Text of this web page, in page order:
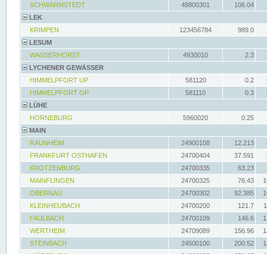
SCHWARMSTEDT
48800301
106.04
LEK
KRIMPEN
123456784
989.0
LESUM
WASSERHORST
4930010
2.3
LYCHENER GEWÄSSER
HIMMELPFORT UP
581120 0.2
HIMMELPFORT OP
581110 0.3
LÜHE
HORNEBURG
5960020
0.25
MAIN
RAUNHEIM
24900108 12.213
FRANKFURT OSTHAFEN
24700404 37.591
KROTZENBURG
24700335
63.23
MAINFLINGEN
24700325 76.43
OBERNAU
24700302 92.385
KLEINHEUBACH
24700200 121.7
FAULBACH
24700109 146.6
WERTHEIM
24709089 156.96
STEINBACH
24500100 200.52